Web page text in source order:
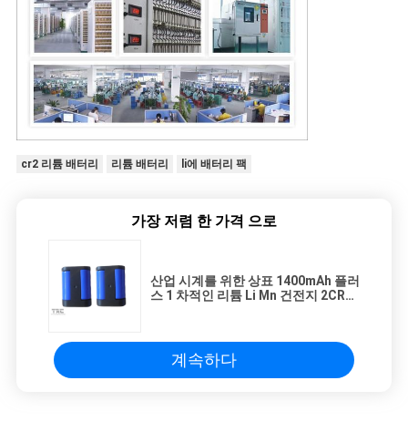
cr2 리튬 배터리 리튬 배터리 li에 배터리 팩
가장 저렴 한 가격 으로
산업 시계를 위한 상표 1400mAh 플러
스 1 차적인 리튬 Li Mn 건전지 2CR5
계속하다